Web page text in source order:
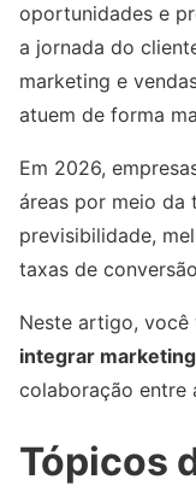
oportunidades e
a jornada do
marketing e
atuem de forma
Em 2026,
áreas por meio da
previsibilidade,
taxas de
Neste artigo, você
integrar
colaboração entre
Tópicos